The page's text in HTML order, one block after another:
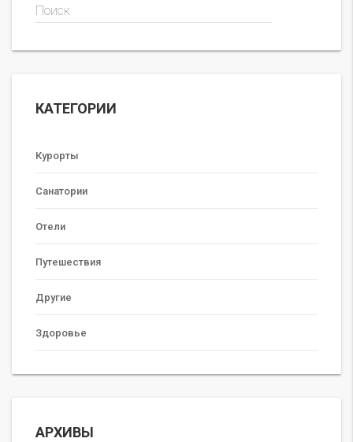
Поиск
КАТЕГОРИИ
Курорты
Санатории
Отели
Путешествия
Другие
Здоровье
АРХИВЫ